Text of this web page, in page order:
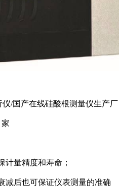
/国产在线硅酸根测量仪生产厂
家
量精度和寿命；
后也可保证仪表测量的准确